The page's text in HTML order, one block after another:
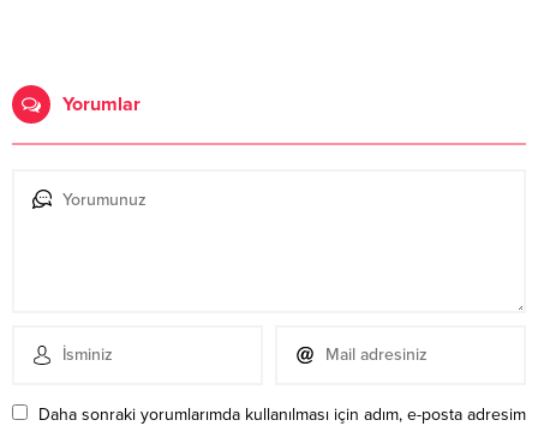
Yorumlar
Daha sonraki yorumlarımda kullanılması için adım, e-posta adresim